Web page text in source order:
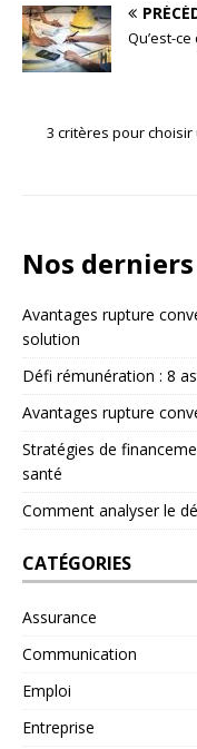
Qu’est-
3 critères pour
Nos
Avantages rupture
solution
Défi rémunération : 8
Avantages rupture
Stratégies de
santé
Comment analyser le
CATÉGORIES
Assurance
Communication
Emploi
Entreprise